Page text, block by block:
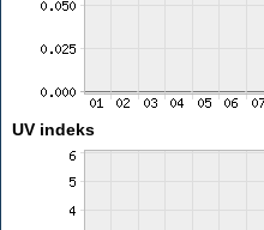
UV indeks